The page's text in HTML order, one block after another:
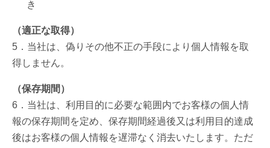
き
（適正な取得）
5．当社は、偽りその他不正の手段により個人情報を取
得しません。
（保存期間）
6．当社は、利用目的に必要な範囲内でお客様の個人情
報の保存期間を定め、保存期間経過後又は利用目的達成
後はお客様の個人情報を遅滞なく消去いたします。ただ